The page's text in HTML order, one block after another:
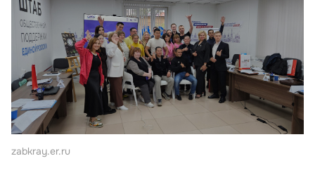
zabkray.er.ru